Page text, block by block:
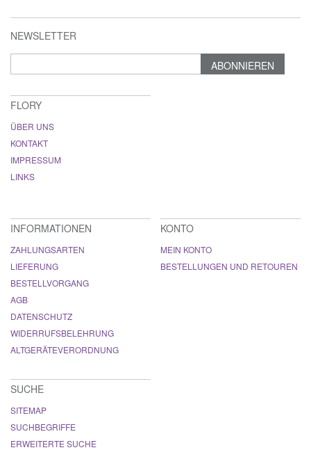
NEWSLETTER
ABONNIEREN
FLORY
ÜBER UNS
KONTAKT
IMPRESSUM
LINKS
INFORMATIONEN
ZAHLUNGSARTEN
LIEFERUNG
BESTELLVORGANG
AGB
DATENSCHUTZ
WIDERRUFSBELEHRUNG
ALTGERÄTEVERORDNUNG
KONTO
MEIN KONTO
BESTELLUNGEN UND RETOUREN
SUCHE
SITEMAP
SUCHBEGRIFFE
ERWEITERTE SUCHE